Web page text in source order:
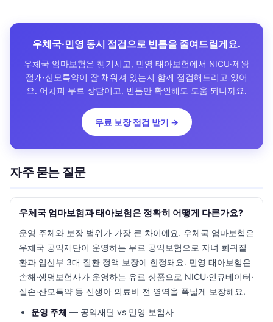
우체국·민영 동시 점검으로 빈틈을 줄여드릴게요.
우체국 엄마보험은 챙기시고, 민영 태아보험에서 NICU·제왕
절개·산모특약이 잘 채워져 있는지 함께 점검해드리고 있어
요. 어차피 무료 상담이고, 빈틈만 확인해도 도움 되니까요.
무료 보장 점검 받기 →
자주 묻는 질문
우체국 엄마보험과 태아보험은 정확히 어떻게 다른가요?
운영 주체와 보장 범위가 가장 큰 차이예요. 우체국 엄마보험은
우체국 공익재단이 운영하는 무료 공익보험으로 자녀 희귀질
환과 임산부 3대 질환 정액 보장에 한정돼요. 민영 태아보험은
손해·생명보험사가 운영하는 유료 상품으로 NICU·인큐베이터·
실손·산모특약 등 신생아 의료비 전 영역을 폭넓게 보장해요.
운영 주체 — 공익재단 vs 민영 보험사